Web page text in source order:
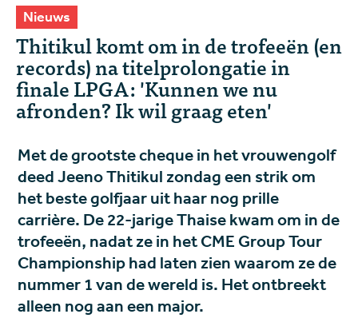
Nieuws
Thitikul komt om in de trofeeën (en
records) na titelprolongatie in
finale LPGA: 'Kunnen we nu
afronden? Ik wil graag eten'
Met de grootste cheque in het vrouwengolf
deed Jeeno Thitikul zondag een strik om
het beste golfjaar uit haar nog prille
carrière. De 22-jarige Thaise kwam om in de
trofeeën, nadat ze in het CME Group Tour
Championship had laten zien waarom ze de
nummer 1 van de wereld is. Het ontbreekt
alleen nog aan een major.